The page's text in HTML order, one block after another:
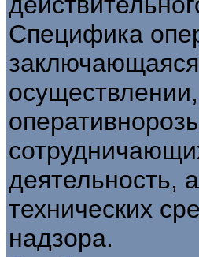
Специфика
деятельность,
технических
надзора.